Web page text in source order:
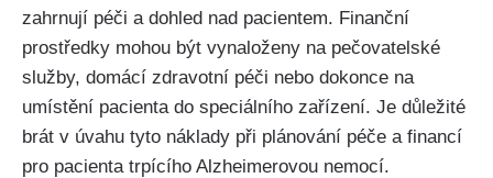
zahrnují péči a dohled nad pacientem. Finanční
prostředky mohou být vynaloženy na pečovatelské
služby, domácí zdravotní péči nebo dokonce na
umístění pacienta do speciálního zařízení. Je důležité
brát v úvahu tyto náklady při plánování péče a financí
pro pacienta trpícího Alzheimerovou nemocí.